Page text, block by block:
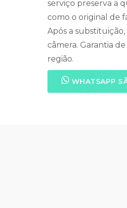
serviço preserva a
como o original de
Após a
câmera. Garantia
região.
WHATSAPP